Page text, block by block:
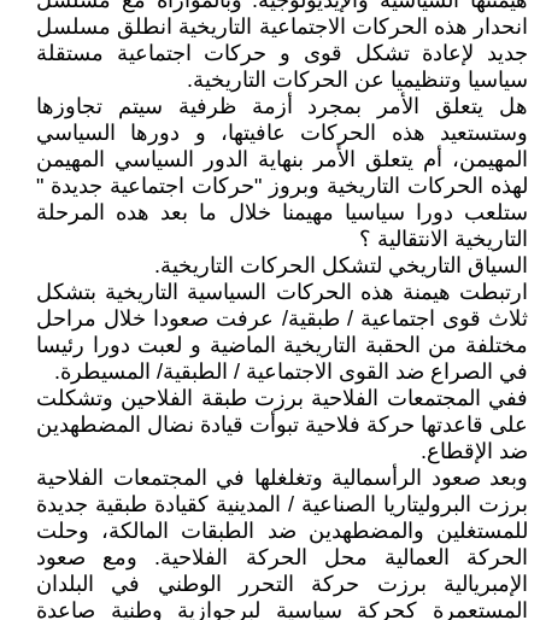
انحدار هذه الحركات الاجتماعية التاريخية انطلق مسلسل
جديد لإعادة تشكل قوى و حركات اجتماعية مستقلة
سياسيا وتنظيميا عن الحركات التاريخية.
هل يتعلق الأمر بمجرد أزمة ظرفية سيتم تجاوزها
وستستعيد هذه الحركات عافيتها، و دورها السياسي
المهيمن، أم يتعلق الأمر بنهاية الدور السياسي المهيمن
لهذه الحركات التاريخية وبروز "حركات اجتماعية جديدة "
ستلعب دورا سياسيا مهيمنا خلال ما بعد هده المرحلة
التاريخية الانتقالية ؟
السياق التاريخي لتشكل الحركات التاريخية.
ارتبطت هيمنة هذه الحركات السياسية التاريخية بتشكل
ثلاث قوى اجتماعية / طبقية/ عرفت صعودا خلال مراحل
مختلفة من الحقبة التاريخية الماضية و لعبت دورا رئيسا
في الصراع ضد القوى الاجتماعية / الطبقية/ المسيطرة.
ففي المجتمعات الفلاحية برزت طبقة الفلاحين وتشكلت
على قاعدتها حركة فلاحية تبوأت قيادة نضال المضطهدين
ضد الإقطاع.
وبعد صعود الرأسمالية وتغلغلها في المجتمعات الفلاحية
برزت البروليتاريا الصناعية / المدينية كقيادة طبقية جديدة
للمستغلين والمضطهدين ضد الطبقات المالكة، وحلت
الحركة العمالية محل الحركة الفلاحية. ومع صعود
الإمبريالية برزت حركة التحرر الوطني في البلدان
المستعمرة كحركة سياسية لبرجوازية وطنية صاعدة